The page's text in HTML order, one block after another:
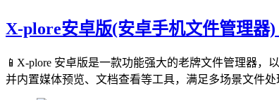
X-plore安卓版(安卓手机文件管理器)
📱X-plore 安卓版是一款功能强大的老牌文件管理器，
并内置媒体预览、文档查看等工具，满足多场景文件处